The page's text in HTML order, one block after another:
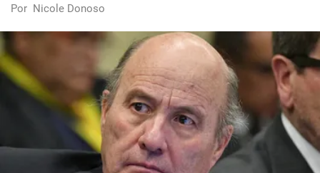
Por Nicole Donoso